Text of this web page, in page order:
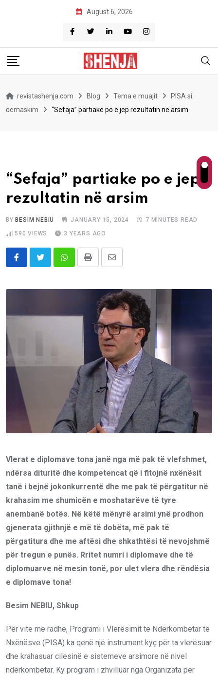
August 6, 2026
revistashenja.com Blog Tema e muajit
PISA si
demaskim
“Sefaja” partiake po e jep rezultatin në arsim
“Sefaja” partiake po e jep
rezultatin në arsim
BY BESIM NEBIU JANUARY 15, 2024
7 MINUTES READ
590 VIEWS 3 YEARS AGO
WhatsappPrint
Share
Email
Vlerat e diplomave tona janë nga më pak të vlefshmet,
ndërsa dituritë dhe kompetencat që i fitojnë nxënësit
tanë i bejnë jokonkurrentë dhe me pak të përgatitur në
krahasim me shumicën e moshatarëve të tyre
anembanë botës. Në këtë mënyrë arsimi ynë prodhon
gjenerata gjithnjë e më të dobëta, më pak të
përgatitura dhe me aftësi dhe shkathtësi të nevojshmë
për tregun e punës. Rritet numri i diplomave dhe të
diplomuarve në mesin tonë, por ulet vlera dhe rëndësia
e diplomave tona!
Besim NEBIU, Shkup
Për vite me radhë, Programi i Vlerësimit të Ndërkombëtar të
Nxënësve (PISA) ka qenë një instrument kyç për ta vlerësuar
dhe krahasuar cilësinë e sistemeve arsimore në nivel
ndërkombëtar. Ky program i zhvilluar nga Organizata për